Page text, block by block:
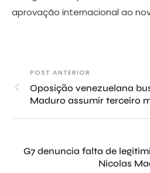
aprovação internacional ao
POST ANTERIOR
Oposição venezuelana
Maduro assumir terceiro
G7 denuncia falta de
Nicolas